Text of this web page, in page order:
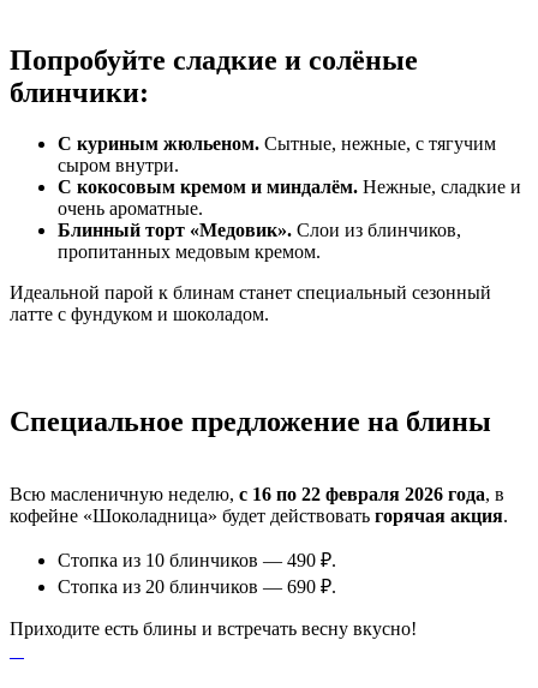
Попробуйте сладкие и солёные
блинчики:
С куриным жюльеном. Сытные, нежные, с тягучим
сыром внутри.
С кокосовым кремом и миндалём. Нежные, сладкие и
очень ароматные.
Блинный торт «Медовик». Слои из блинчиков,
пропитанных медовым кремом.
Идеальной парой к блинам станет специальный сезонный
латте с фундуком и шоколадом.
Специальное предложение на блины
Всю масленичную неделю, с 16 по 22 февраля 2026 года, в
кофейне «Шоколадница» будет действовать горячая акция.
Стопка из 10 блинчиков — 490 ₽.
Стопка из 20 блинчиков — 690 ₽.
Приходите есть блины и встречать весну вкусно!